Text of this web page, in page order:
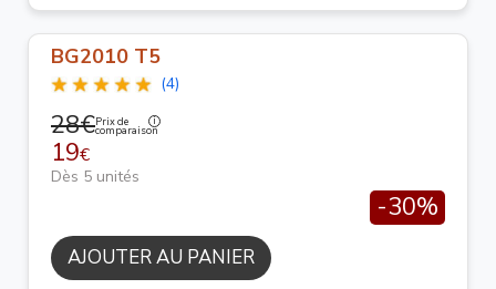
BG2010 T5
(4)
28€Prix de
comparaison
19€
Dès 5 unités
-30%
AJOUTER AU PANIER